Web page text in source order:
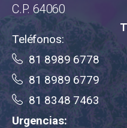
C.P. 64060
Teléfonos:
81 8989 6778
81 8989 6779
81 8348 7463
Urgencias: